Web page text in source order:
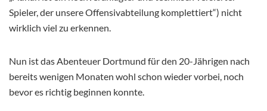
Spieler, der unsere Offensivabteilung komplettiert“) nicht
wirklich viel zu erkennen.
Nun ist das Abenteuer Dortmund für den 20-Jährigen nach
bereits wenigen Monaten wohl schon wieder vorbei, noch
bevor es richtig beginnen konnte.